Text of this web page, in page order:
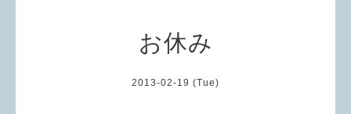
お休み
2013-02-19 (Tue)